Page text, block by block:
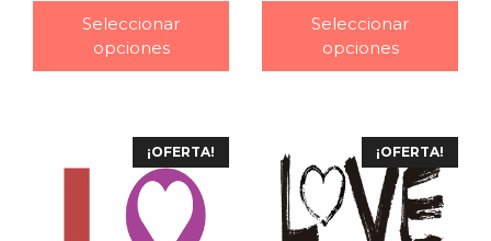
Seleccionar
opciones
Seleccionar
opciones
¡OFERTA! ¡OFERTA!